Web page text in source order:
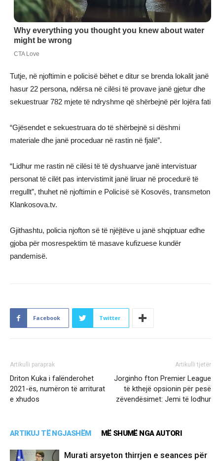
Tutje, në njoftimin e policisë bëhet e ditur se brenda lokalit janë
hasur 22 persona, ndërsa në cilësi të provave janë gjetur dhe
sekuestruar 782 mjete të ndryshme që shërbejnë për lojëra fati
“Gjësendet e sekuestruara do të shërbejnë si dëshmi
materiale dhe janë proceduar në rastin në fjalë”.
“Lidhur me rastin në cilësi të të dyshuarve janë intervistuar
personat të cilët pas intervistimit janë liruar në procedurë të
rregullt”, thuhet në njoftimin e Policisë së Kosovës, transmeton
Klankosova.tv.
Gjithashtu, policia njofton së të njëjtëve u janë shqiptuar edhe
gjoba për mosrespektim të masave kufizuese kundër
pandemisë.
Facebook Twitter
Artikulli paraprak
Driton Kuka i falënderohet
2021-ës, numëron të arriturat
e xhudos
Artikulli tjetër
Jorginho fton Premier League
të kthejë opsionin për pesë
zëvendësimet: Jemi të lodhur
ARTIKUJ TË NGJASHËM MË SHUMË NGA AUTORI
Murati arsyeton thirrjen e seances për